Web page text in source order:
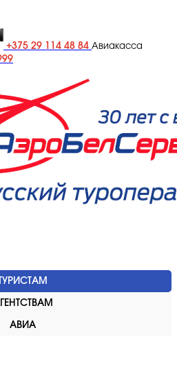
+375 29 114 48 84 Авиакасса
ТУРИСТАМ
АВИА